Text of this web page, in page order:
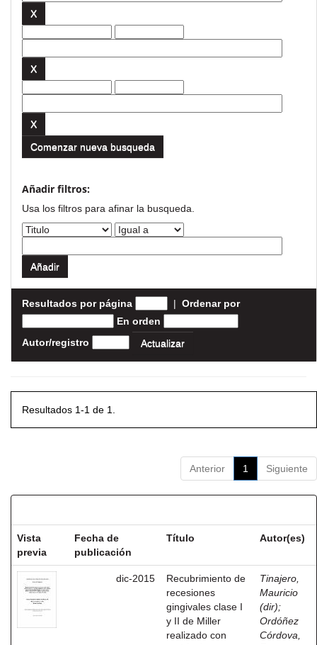
Comenzar nueva busqueda
Añadir filtros:
Usa los filtros para afinar la busqueda.
Resultados por página | Ordenar por
En orden
Autor/registro
Resultados 1-1 de 1.
Anterior 1 Siguiente
Vista
previa
Fecha de
publicación
Título Autor(es)
dic-2015
Recubrimiento de
recesiones
gingivales clase I
y II de Miller
realizado con
Tinajero,
Mauricio
(dir);
Ordóñez
Córdova,